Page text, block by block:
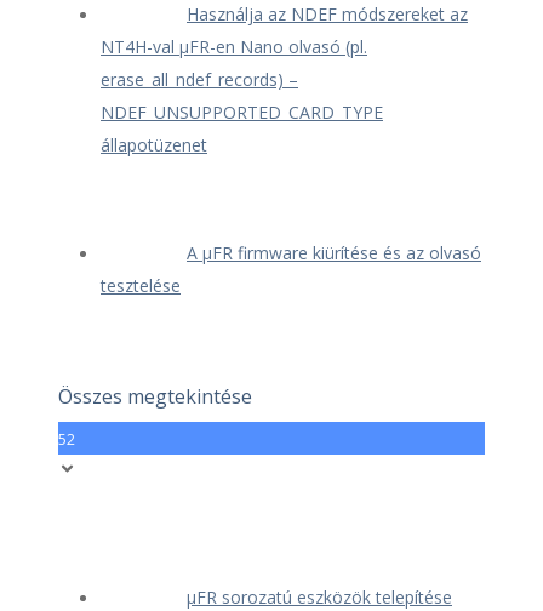
Használja az NDEF módszereket az
NT4H-val μFR-en Nano olvasó (pl.
erase_all_ndef_records) –
NDEF_UNSUPPORTED_CARD_TYPE
állapotüzenet
A μFR firmware kiürítése és az olvasó
tesztelése
Összes megtekintése
52
μFR sorozatú eszközök telepítése